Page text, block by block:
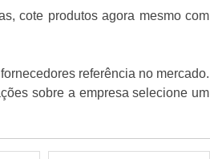
cote produtos agora mesmo com
referência no mercado.
sobre a empresa selecione um